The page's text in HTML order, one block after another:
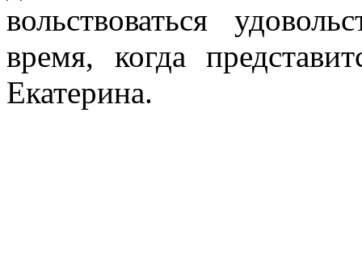
вольствоваться
время, когда
Екатерина.